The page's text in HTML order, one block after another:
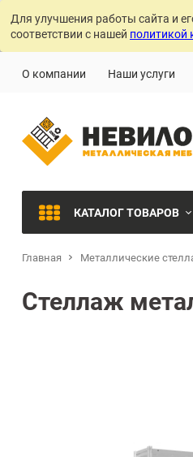
Для улучшения работы сайта и
соответствии с нашей политикой
О компании Наши услуги
КАТАЛОГ ТОВАРОВ
Главная Металлические
Стеллаж